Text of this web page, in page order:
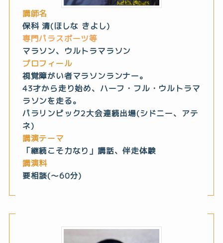
講師名
保科 清(ほしな きよし)
専門パラスポーツ等
マラソン、ウルトラマラソン
プロフィール
視覚障がい者マラソンランナー。
43才から走り始め、ハーフ・フル・ウルトラマ
ラソンを走る。
パラリンピック2大会連続出場(シドニー、アテ
ネ)
講演テーマ
「継続こそ力なり」講話、伴走体験
講演料
要相談(～60分)